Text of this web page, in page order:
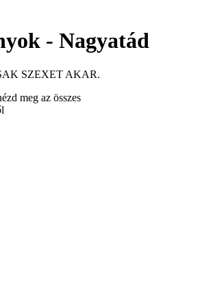
- Nagyatád
SZEXET AKAR.
meg az összes